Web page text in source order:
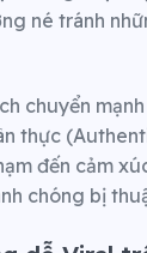
né tránh
chuyển
thực
đến cảm
chóng bị